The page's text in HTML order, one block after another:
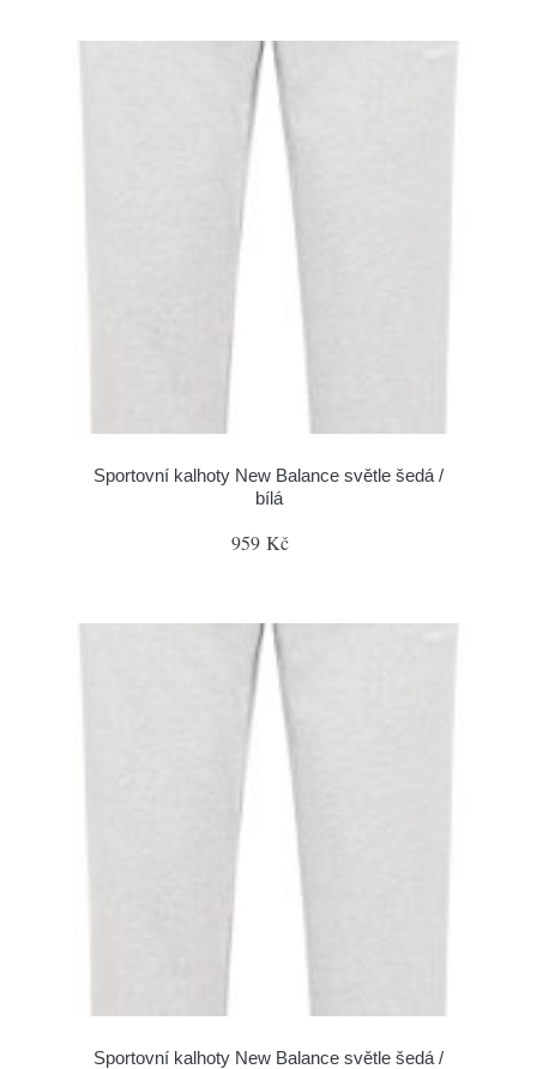
Sportovní kalhoty New Balance světle šedá /
bílá
959 Kč
Sportovní kalhoty New Balance světle šedá /